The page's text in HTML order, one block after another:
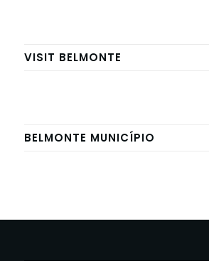
VISIT BELMONTE
BELMONTE MUNICÍPIO